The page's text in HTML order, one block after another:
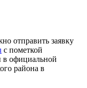
отправить заявку
с пометкой
в официальной
района в